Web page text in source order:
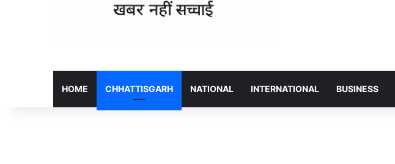
HOME CHHATTISGARH NATIONAL INTERNATIONAL BUSINESS